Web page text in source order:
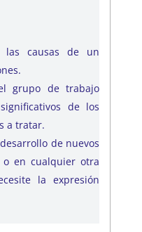
las causas de un
grupo de trabajo
de los
a tratar.
de nuevos
o en cualquier otra
la expresión